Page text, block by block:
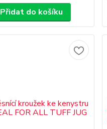
Přidat do košíku